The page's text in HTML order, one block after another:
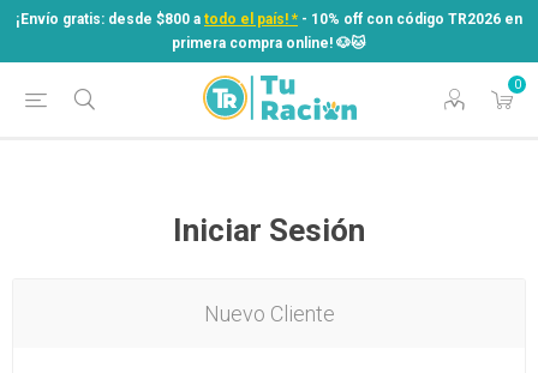
¡Envío gratis: desde $800 a todo el país! * - 10% off con código TR2026 en
primera compra online! ​🐶​🐱
0
¡Envío gratis: desde $800 atodo el país! *
- 10% off con código TR2026 en
primera compra online! ​🐶​🐱
Iniciar Sesión
Nuevo Cliente